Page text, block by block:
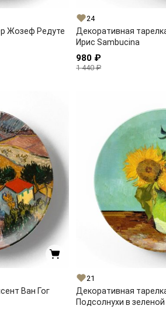
Жозеф Редуте
24
Декоративная
Ирис Sambucina
980 ₽
1 440 ₽
Ван Гог
21
Декоративная
Подсолнухи в зеленой